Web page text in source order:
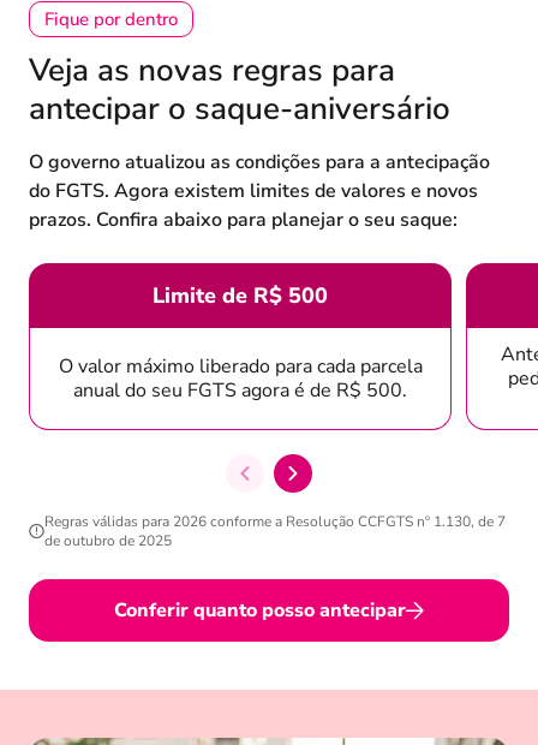
Fique por dentro
Veja as novas regras para
antecipar o saque-aniversário
O governo atualizou as condições para a antecipação
do FGTS. Agora existem limites de valores e novos
prazos. Confira abaixo para planejar o seu saque:
Limite de R$ 500
O valor máximo liberado para cada parcela
anual do seu FGTS agora é de R$ 500.
Regras válidas para 2026 conforme a Resolução CCFGTS nº 1.130, de 7
de outubro de 2025
Conferir quanto posso antecipar